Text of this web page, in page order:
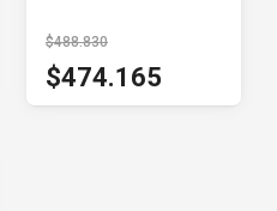
$488.830
$474.165